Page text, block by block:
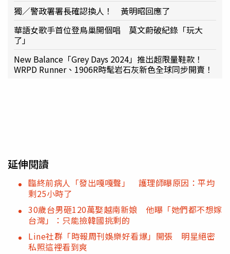
獨／警政署署長確認換人！ 黃明昭回應了
華語女歌手首位登鳥巢開個唱 莫文蔚破紀錄「玩大
了」
New Balance「Grey Days 2024」推出超限量鞋款！
WRPD Runner、1906R時髦岩石灰新色全球同步開賣！
延伸閱讀
臨終前病人「發出嘎嘎聲」 護理師曝原因：平均
剩25小時了
30歲台男砸120萬娶越南新娘 他曝「她們都不想嫁
台灣」：只能撿韓國挑剩的
Line社群「時報周刊娛樂好看爆」開張 明星絕密
私照這裡看到爽